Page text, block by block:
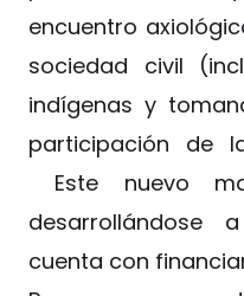
encuentro
sociedad civil
indígenas y
participación de
Este nuevo
desarrollándose
cuenta con